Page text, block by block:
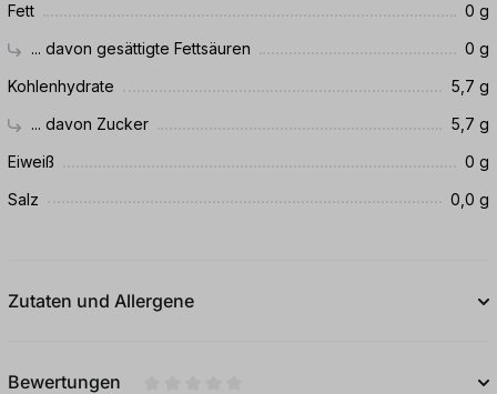
Fett
0 g
... davon gesättigte Fettsäuren
0 g
Kohlenhydrate
5,7 g
... davon Zucker
5,7 g
Eiweiß
0 g
Salz
0,0 g
Zutaten und Allergene
Bewertungen